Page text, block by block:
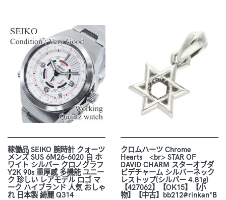
稼働品 SEIKO 腕時計 クォーツ
メンズ SUS 6M26-6020 白 ホ
ワイト シルバー クロノグラフ
Y2K 90s 重厚感 多機能 ユニー
ク 珍しい レアモデル ロゴ マ
ーク ハイブランド 人気 おしゃ
れ 日本製 綺麗 Q314
クロムハーツ Chrome
Hearts <br> STAR OF
DAVID CHARM スターオブダ
ビデチャーム シルバーネック
レストップ(シルバー 4.81g)
【427062】【OK15】【小
物】【中古】bb212#rinkan*B